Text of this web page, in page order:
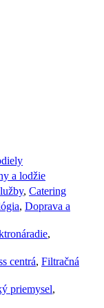
a lodžie
, Catering
, Doprava a
,
centrá, Filtračná
priemysel,